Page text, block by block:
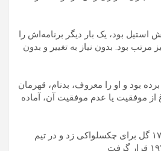
استیل بود، یک بار دیگر برنامه‌اش را
بود. بدون نیاز به تغییر و بدون
بود و او را معروف، بدنام، قهرمان
موفقیت یا عدم موفقیت آن، آماده
آنتونین پاننکا در ۵۹ بازی ۱۷ گل برای چکسلواکی زد و در تیم